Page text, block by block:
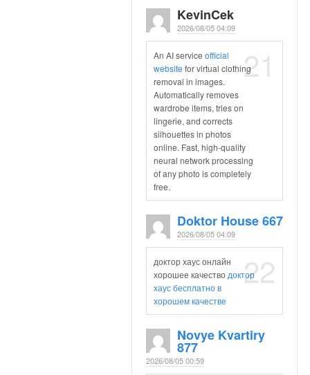
KevinCek
2026/08/05 04:09
21
An AI service official
website for virtual clothing
removal in images.
Automatically removes
wardrobe items, tries on
lingerie, and corrects
silhouettes in photos
online. Fast, high-quality
neural network processing
of any photo is completely
free.
Doktor House 667
2026/08/05 04:09
22
доктор хаус онлайн
хорошее качество доктор
хаус бесплатно в
хорошем качестве
Novye Kvartiry
877
2026/08/05 00:59